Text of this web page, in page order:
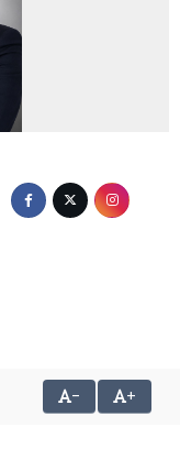
- +